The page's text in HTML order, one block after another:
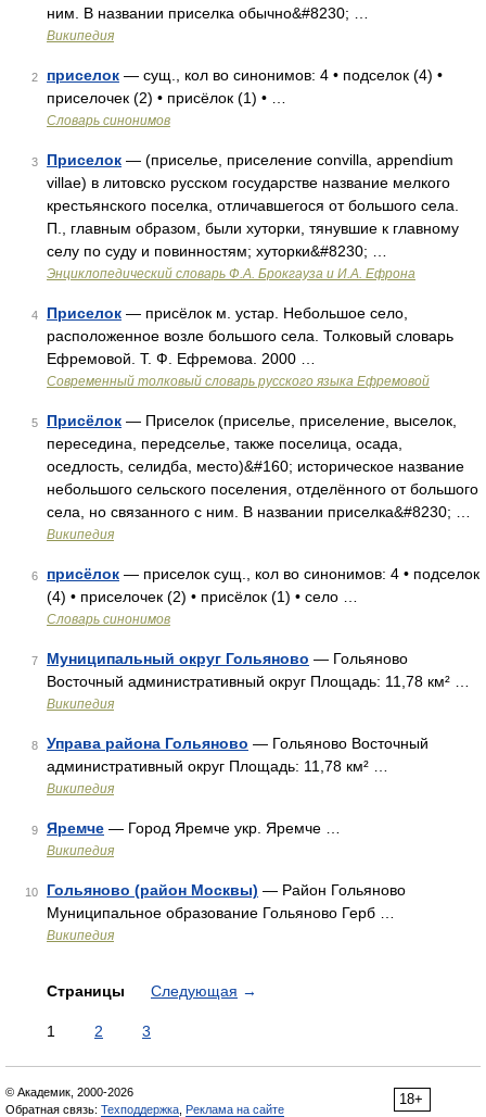
ним. В названии приселка обычно&#8230; …
Википедия
2 приселок — сущ., кол во синонимов: 4 • подселок (4) •
приселочек (2) • присёлок (1) • …
Словарь синонимов
3 Приселок — (приселье, приселение convilla, appendium
villae) в литовско русском государстве название мелкого
крестьянского поселка, отличавшегося от большого села.
П., главным образом, были хуторки, тянувшие к главному
селу по суду и повинностям; хуторки&#8230; …
Энциклопедический словарь Ф.А. Брокгауза и И.А. Ефрона
4 Приселок — присёлок м. устар. Небольшое село,
расположенное возле большого села. Толковый словарь
Ефремовой. Т. Ф. Ефремова. 2000 …
Современный толковый словарь русского языка Ефремовой
5 Присёлок — Приселок (приселье, приселение, выселок,
переседина, передселье, также поселица, осада,
оседлость, селидба, место)&#160; историческое название
небольшого сельского поселения, отделённого от большого
села, но связанного с ним. В названии приселка&#8230; …
Википедия
6 присёлок — приселок сущ., кол во синонимов: 4 • подселок
(4) • приселочек (2) • присёлок (1) • село …
Словарь синонимов
7 Муниципальный округ Гольяново — Гольяново
Восточный административный округ Площадь: 11,78 км² …
Википедия
8 Управа района Гольяново — Гольяново Восточный
административный округ Площадь: 11,78 км² …
Википедия
9 Яремче — Город Яремче укр. Яремче …
Википедия
10 Гольяново (район Москвы) — Район Гольяново
Муниципальное образование Гольяново Герб …
Википедия
Страницы Следующая →
1 2 3
18+
© Академик, 2000-2026
Обратная связь: Техподдержка Реклама на сайте